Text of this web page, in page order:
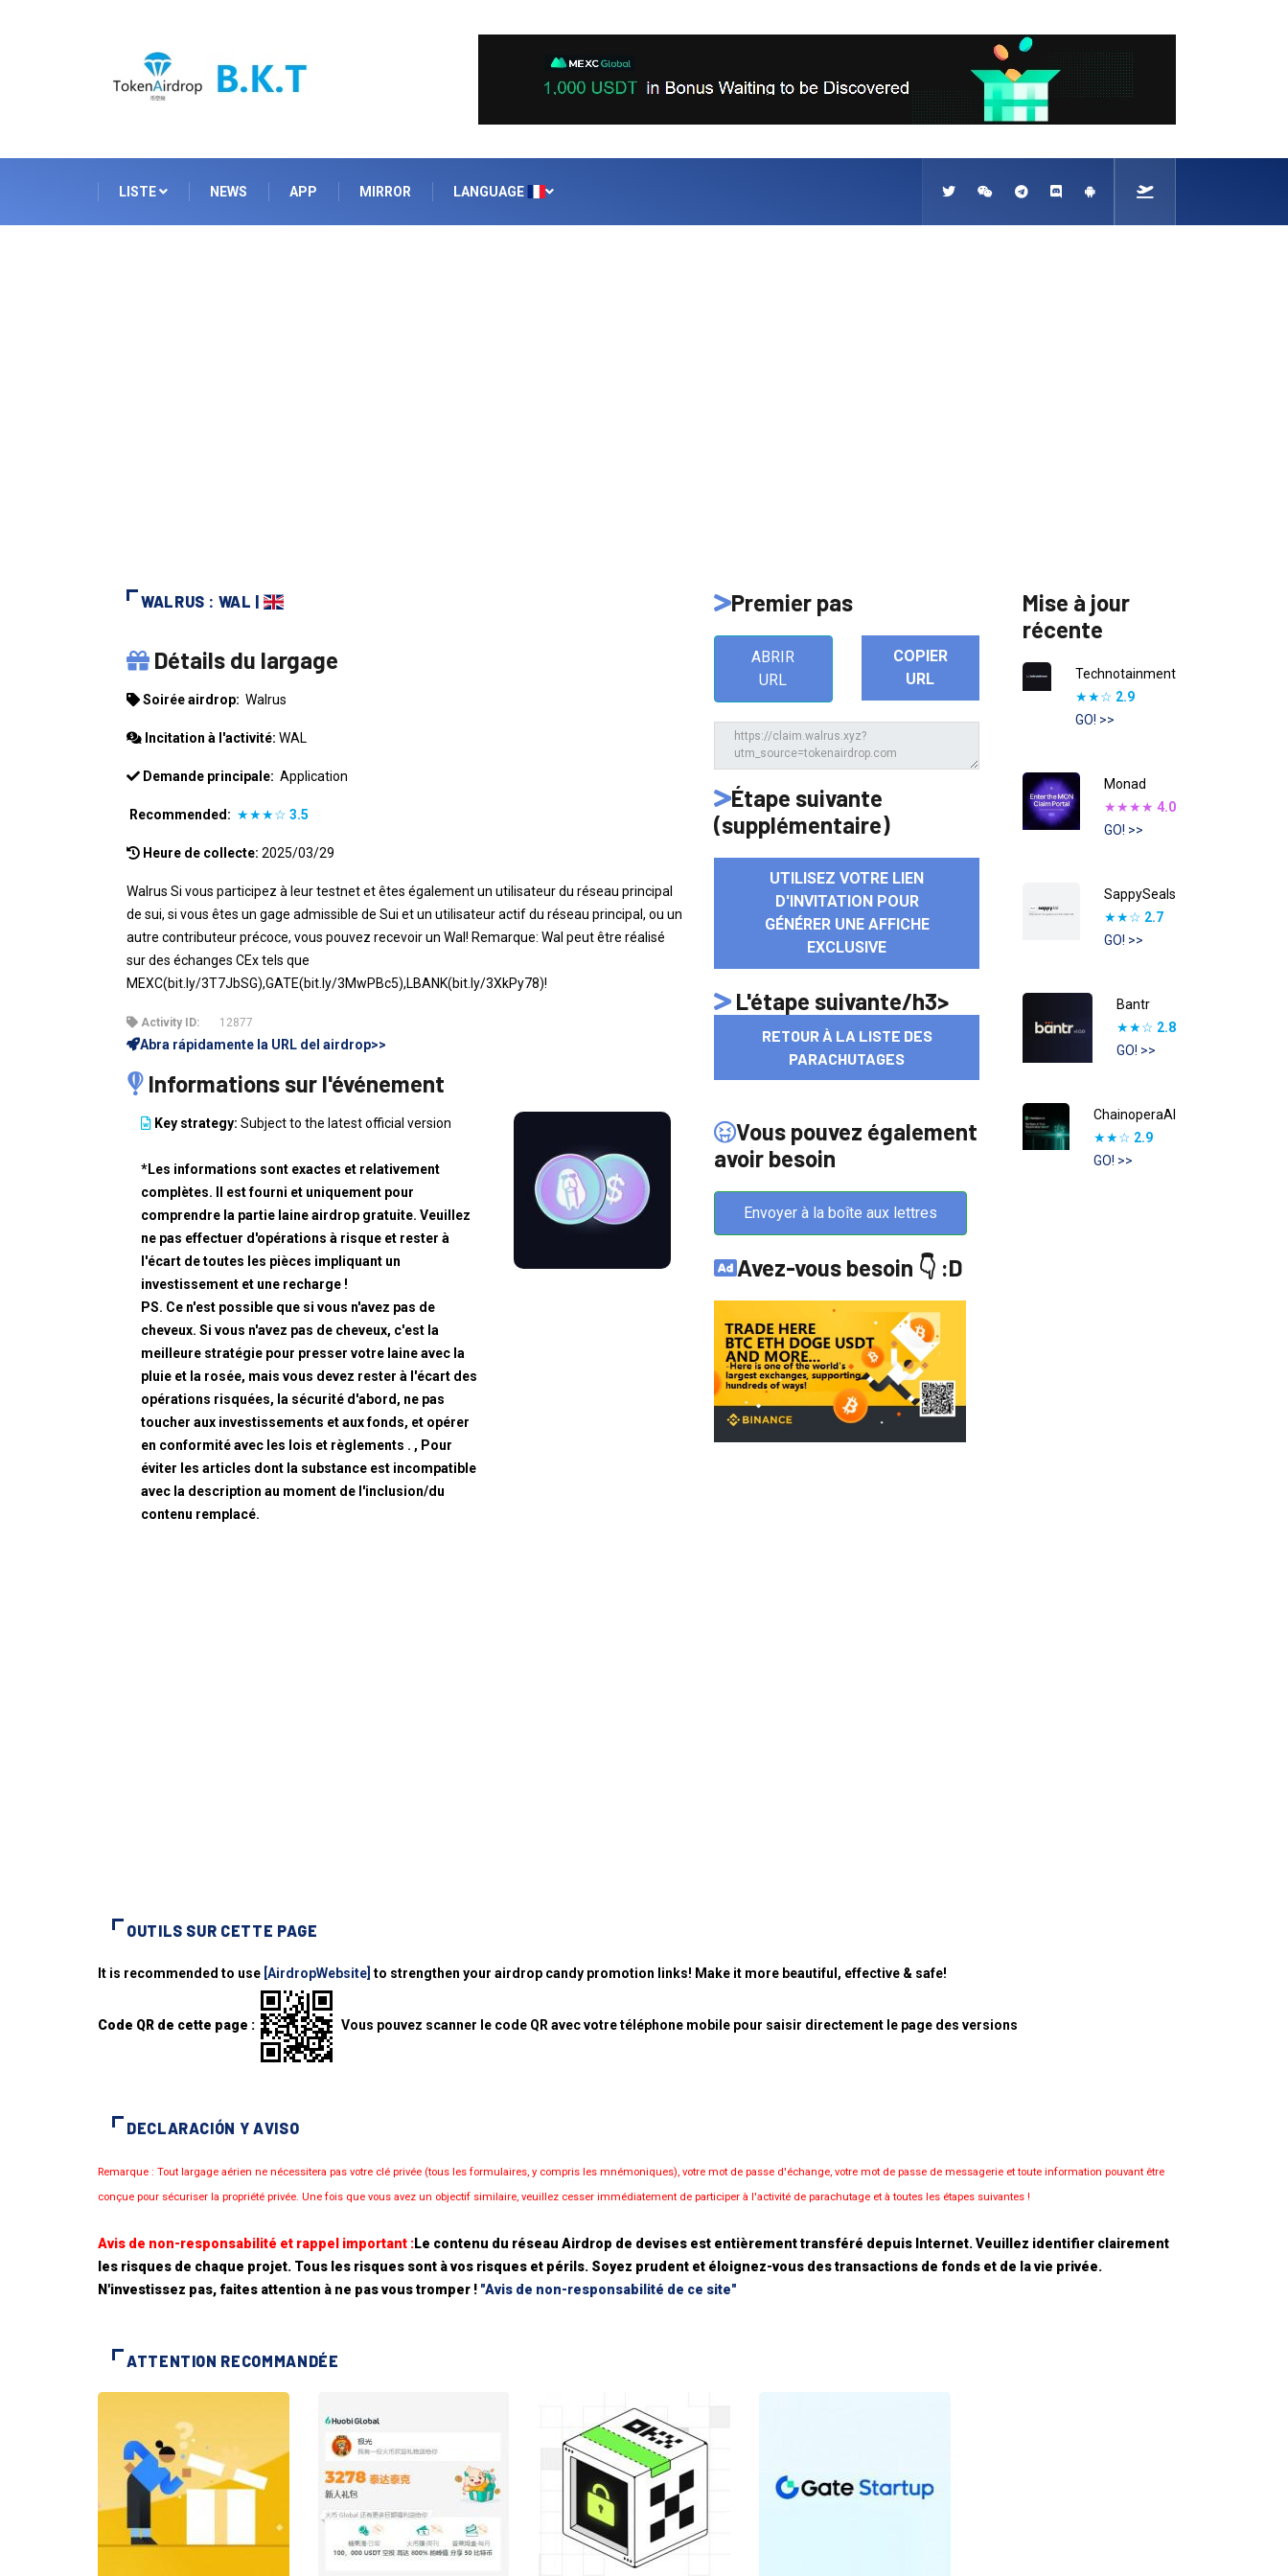
LISTE NEWS APP MIRROR LANGUAGE
WALRUS : WAL |
WALRUS
Détails du largage
Soirée airdrop: Walrus
Incitation à l'activité: WAL
Demande principale: Application
Recommended: ★★★☆ 3.5
Heure de collecte: 2025/03/29
Walrus Si vous participez à leur testnet et êtes également un utilisateur du réseau principal
de sui, si vous êtes un gage admissible de Sui et un utilisateur actif du réseau principal, ou un
autre contributeur précoce, vous pouvez recevoir un Wal! Remarque: Wal peut être réalisé
sur des échanges CEx tels que
MEXC(bit.ly/3T7JbSG),GATE(bit.ly/3MwPBc5),LBANK(bit.ly/3XkPy78)!
Activity ID: 12877
Abra rápidamente la URL del airdrop>>
Informations sur l'événement
Key strategy: Subject to the latest official version
*Les informations sont exactes et relativement
complètes. Il est fourni et uniquement pour
comprendre la partie laine airdrop gratuite. Veuillez
ne pas effectuer d'opérations à risque et rester à
l'écart de toutes les pièces impliquant un
investissement et une recharge !
PS. Ce n'est possible que si vous n'avez pas de
cheveux. Si vous n'avez pas de cheveux, c'est la
meilleure stratégie pour presser votre laine avec la
pluie et la rosée, mais vous devez rester à l'écart des
opérations risquées, la sécurité d'abord, ne pas
toucher aux investissements et aux fonds, et opérer
en conformité avec les lois et règlements . , Pour
éviter les articles dont la substance est incompatible
avec la description au moment de l'inclusion/du
contenu remplacé.
Premier pas
ABRIR
URL
COPIER
URL
Étape suivante
(supplémentaire)
UTILISEZ VOTRE LIEN
D'INVITATION POUR
GÉNÉRER UNE AFFICHE
EXCLUSIVE
L'étape suivante/h3>
RETOUR À LA LISTE DES
PARACHUTAGES
Vous pouvez également
avoir besoin
Envoyer à la boîte aux lettres
Avez-vous besoin 👇 :D
Mise à jour
récente
Technotainment
★★☆ 2.9
GO! >>
Monad
★★★★ 4.0
GO! >>
SappySeals
★★☆ 2.7
GO! >>
Bantr
★★☆ 2.8
GO! >>
ChainoperaAI
★★☆ 2.9
GO! >>
OUTILS SUR CETTE PAGE
It is recommended to use [AirdropWebsite] to strengthen your airdrop candy promotion links! Make it more beautiful, effective & safe!
Code QR de cette page : Vous pouvez scanner le code QR avec votre téléphone mobile pour saisir directement le page des versions
DECLARACIÓN Y AVISO
Remarque : Tout largage aérien ne nécessitera pas votre clé privée (tous les formulaires, y compris les mnémoniques), votre mot de passe d'échange, votre mot de passe de messagerie et toute information pouvant être
conçue pour sécuriser la propriété privée. Une fois que vous avez un objectif similaire, veuillez cesser immédiatement de participer à l'activité de parachutage et à toutes les étapes suivantes !
Avis de non-responsabilité et rappel important :Le contenu du réseau Airdrop de devises est entièrement transféré depuis Internet. Veuillez identifier clairement
les risques de chaque projet. Tous les risques sont à vos risques et périls. Soyez prudent et éloignez-vous des transactions de fonds et de la vie privée.
N'investissez pas, faites attention à ne pas vous tromper ! "Avis de non-responsabilité de ce site"
ATTENTION RECOMMANDÉE